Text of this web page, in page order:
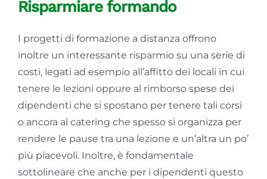
Risparmiare formando
I progetti di formazione a distanza offrono
inoltre un interessante risparmio su una serie di
costi, legati ad esempio all’affitto dei locali in cui
tenere le lezioni oppure al rimborso spese dei
dipendenti che si spostano per tenere tali corsi
o ancora al catering che spesso si organizza per
rendere le pause tra una lezione e un’altra un po’
più piacevoli. Inoltre, è fondamentale
sottolineare che anche per i dipendenti questo